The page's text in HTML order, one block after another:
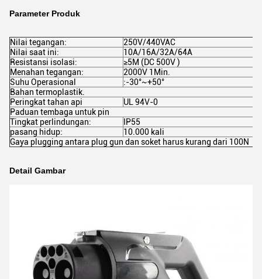
Parameter Produk
Nilai tegangan:
250V/440VAC
Nilai saat ini:
10A/16A/32A/64A
Resistansi isolasi:
≥5M (DC 500V )
Menahan tegangan:
2000V 1Min.
Suhu Operasional
:-30°~+50°
Bahan termoplastik.
Peringkat tahan api
UL 94V-0
Paduan tembaga untuk pin
Tingkat perlindungan:
IP55
pasang hidup:
10.000 kali
Gaya plugging antara plug gun dan soket harus kurang dari 100N
Detail Gambar